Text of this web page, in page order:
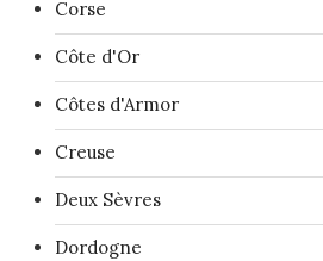
Corse
Côte d'Or
Côtes d'Armor
Creuse
Deux Sèvres
Dordogne